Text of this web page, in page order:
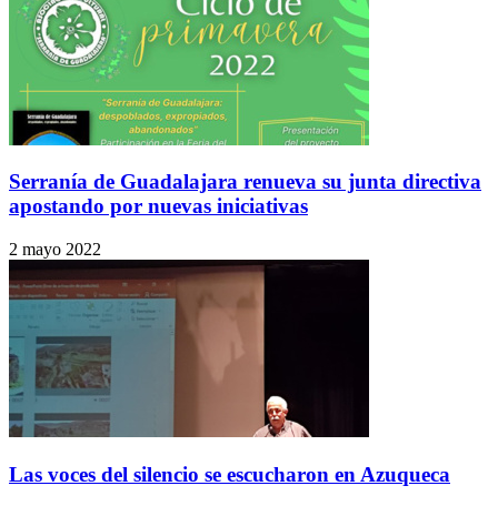
Serranía de Guadalajara renueva su junta directiva
apostando por nuevas iniciativas
2 mayo 2022
Las voces del silencio se escucharon en Azuqueca